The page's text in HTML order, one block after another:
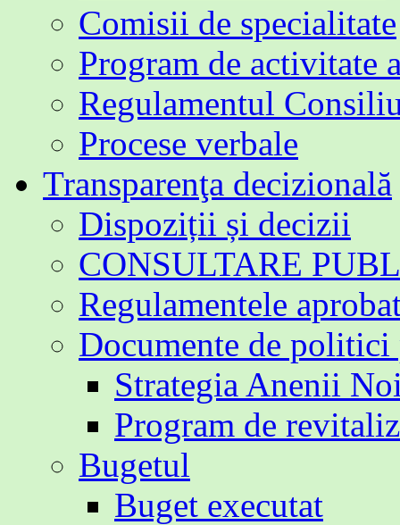
Comisii de specialitate
Program de activitate
Regulamentul
Procese verbale
Transparenţa decizională
Dispoziții și decizii
CONSULTARE
Regulamentele
Documente de
Strategia Anenii
Program de
Bugetul
Buget executat